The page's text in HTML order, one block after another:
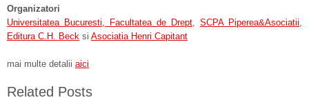
Organizatori
Universitatea Bucuresti, Facultatea de Drept, SCPA Piperea&Asociatii,
Editura C.H. Beck si Asociatia Henri Capitant
mai multe detalii aici
Related Posts